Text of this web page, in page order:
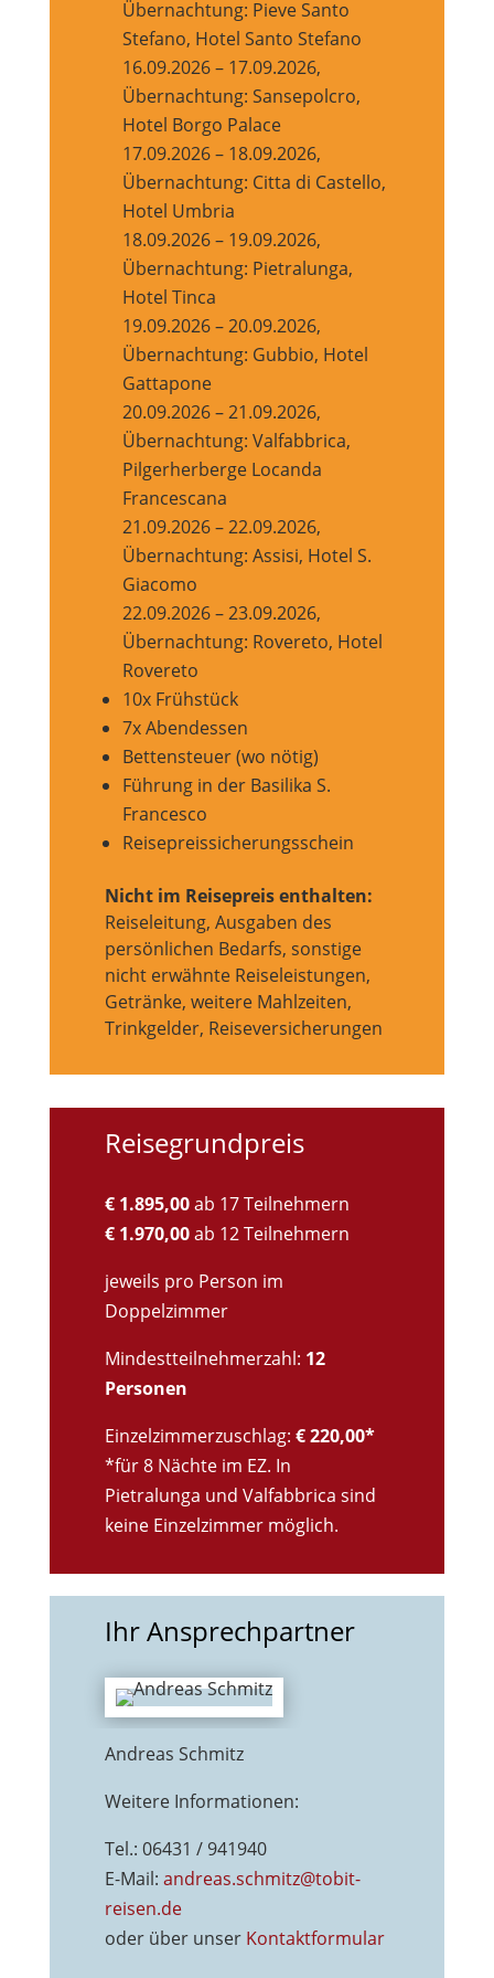
Übernachtung: Pieve Santo
Stefano, Hotel Santo Stefano
16.09.2026 – 17.09.2026,
Übernachtung: Sansepolcro,
Hotel Borgo Palace
17.09.2026 – 18.09.2026,
Übernachtung: Citta di Castello,
Hotel Umbria
18.09.2026 – 19.09.2026,
Übernachtung: Pietralunga,
Hotel Tinca
19.09.2026 – 20.09.2026,
Übernachtung: Gubbio, Hotel
Gattapone
20.09.2026 – 21.09.2026,
Übernachtung: Valfabbrica,
Pilgerherberge Locanda
Francescana
21.09.2026 – 22.09.2026,
Übernachtung: Assisi, Hotel S.
Giacomo
22.09.2026 – 23.09.2026,
Übernachtung: Rovereto, Hotel
Rovereto
10x Frühstück
7x Abendessen
Bettensteuer (wo nötig)
Führung in der Basilika S.
Francesco
Reisepreissicherungsschein
Nicht im Reisepreis enthalten:
Reiseleitung, Ausgaben des
persönlichen Bedarfs, sonstige
nicht erwähnte Reiseleistungen,
Getränke, weitere Mahlzeiten,
Trinkgelder, Reiseversicherungen
Reisegrundpreis
€ 1.895,00ab 17 Teilnehmern
€ 1.970,00ab 12 Teilnehmern
jeweils pro Person im
Doppelzimmer
Mindestteilnehmerzahl: 12
Personen
Einzelzimmerzuschlag: € 220,00*
*für 8 Nächte im EZ. In
Pietralunga und Valfabbrica sind
keine Einzelzimmer möglich.
Ihr Ansprechpartner
Andreas Schmitz
Weitere Informationen:
Tel.: 06431 / 941940
E-Mail: andreas.schmitz@tobit-
reisen.de
oder über unser Kontaktformular